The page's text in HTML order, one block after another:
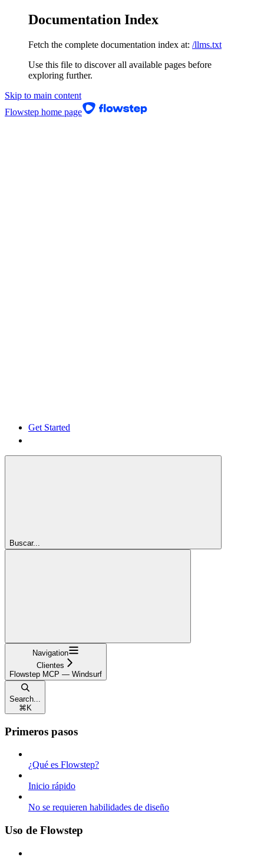
Documentation Index
Fetch the complete documentation index at: /llms.txt
Use this file to discover all available pages before
exploring further.
Skip to main content
Flowstep home page
Get Started
Buscar...
Navigation
Clientes
Flowstep MCP — Windsurf
Search...
⌘ K
Primeros pasos
¿Qué es Flowstep?
Inicio rápido
No se requieren habilidades de diseño
Uso de Flowstep